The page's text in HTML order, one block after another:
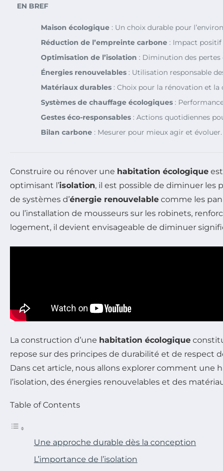
EN BREF
Maison écologique : Un choix durable pour
Réduction de l’empreinte carbone : Impact positif
Optimisation de l’isolation : Diminution des pertes
Énergies renouvelables : Utilisation responsable
Matériaux durables : Choix pour la rénovation et
Systèmes de chauffage écologiques :
Gestes éco-responsables : Actions quotidiennes
Bilan carbone : Mesurer pour mieux agir et évoluer.
Construire ou rénover une habitation écologique
optimisant l’isolation, il est possible de diminuer les
de systèmes d’énergie renouvelable comme les
ou l’installation de mousseurs sur les robinets,
logement, il devient envisageable de diminuer
La construction d’une habitation écologique
repose sur des principes de durabilité et de respect
Dans cet article, nous allons explorer comment une
l’isolation, des énergies renouvelables et des
Table of Contents
Une approche durable dès la conception
L’importance de l’isolation